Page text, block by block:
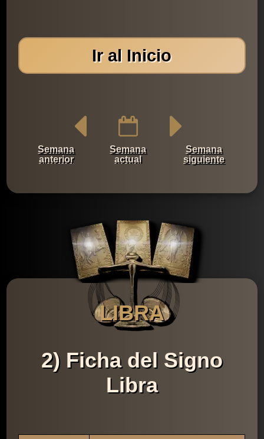
Ir al Inicio
Semana
anterior
Semana
actual
Semana
siguiente
LIBRA
2) Ficha del Signo
Libra